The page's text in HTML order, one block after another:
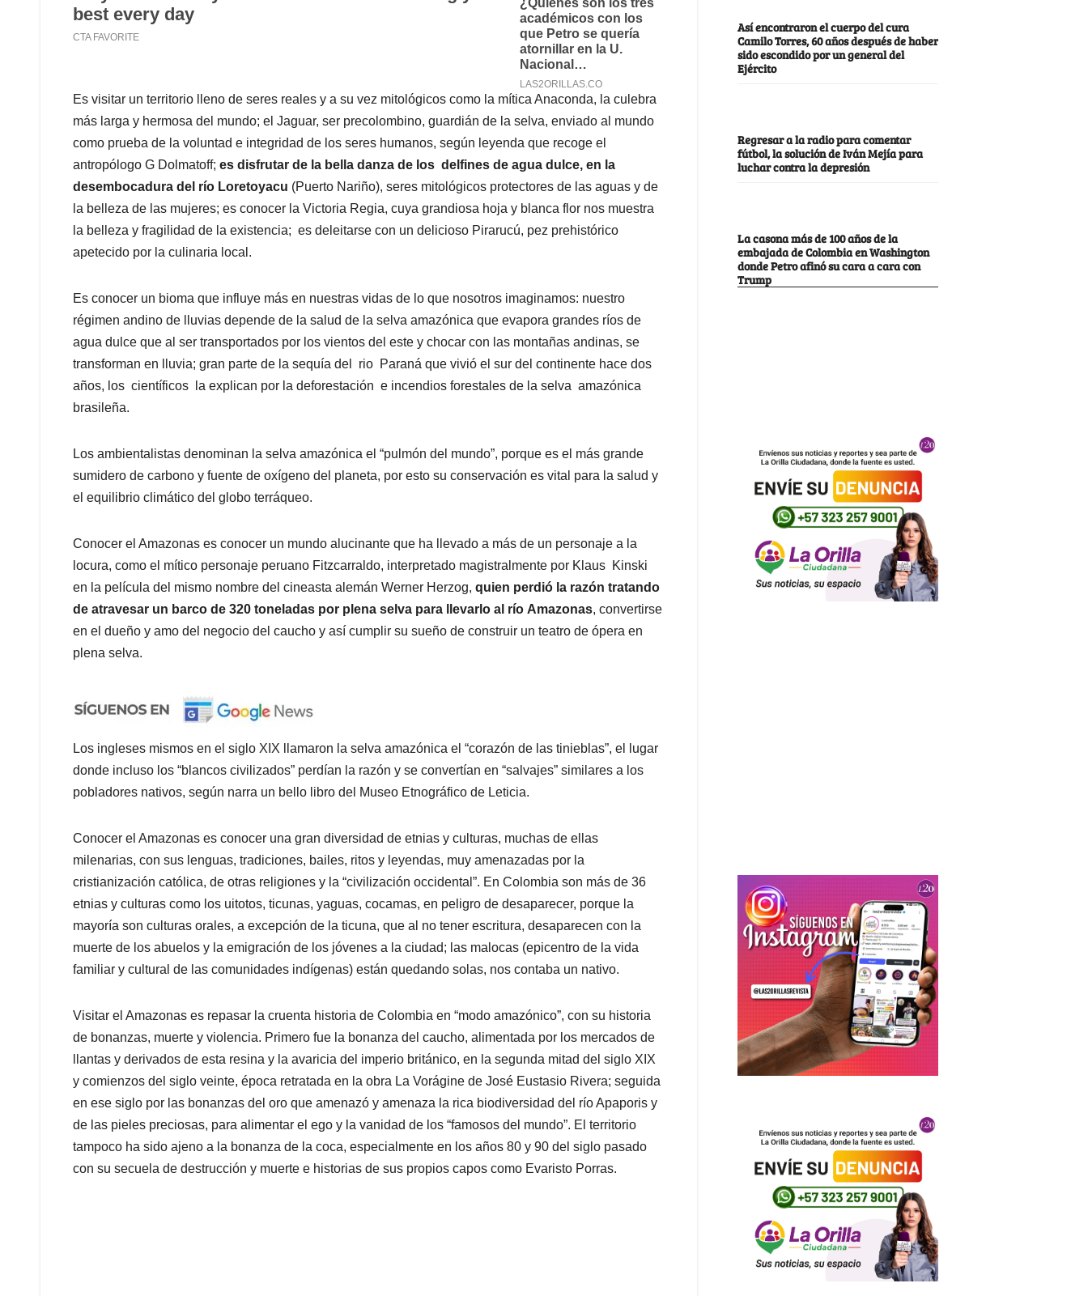
Es visitar un territorio lleno de seres reales y a su vez mitológicos como la mítica Anaconda, la culebra
más larga y hermosa del mundo; el Jaguar, ser precolombino, guardián de la selva, enviado al mundo
como prueba de la voluntad e integridad de los seres humanos, según leyenda que recoge el
antropólogo G Dolmatoff; es disfrutar de la bella danza de los delfines de agua dulce, en la
desembocadura del río Loretoyacu (Puerto Nariño), seres mitológicos protectores de las aguas y de
la belleza de las mujeres; es conocer la Victoria Regia, cuya grandiosa hoja y blanca flor nos muestra
la belleza y fragilidad de la existencia; es deleitarse con un delicioso Pirarucú, pez prehistórico
apetecido por la culinaria local.
Es conocer un bioma que influye más en nuestras vidas de lo que nosotros imaginamos: nuestro
régimen andino de lluvias depende de la salud de la selva amazónica que evapora grandes ríos de
agua dulce que al ser transportados por los vientos del este y chocar con las montañas andinas, se
transforman en lluvia; gran parte de la sequía del rio Paraná que vivió el sur del continente hace dos
años, los científicos la explican por la deforestación e incendios forestales de la selva amazónica
brasileña.
Los ambientalistas denominan la selva amazónica el “pulmón del mundo”, porque es el más grande
sumidero de carbono y fuente de oxígeno del planeta, por esto su conservación es vital para la salud y
el equilibrio climático del globo terráqueo.
Conocer el Amazonas es conocer un mundo alucinante que ha llevado a más de un personaje a la
locura, como el mítico personaje peruano Fitzcarraldo, interpretado magistralmente por Klaus Kinski
en la película del mismo nombre del cineasta alemán Werner Herzog, quien perdió la razón tratando
de atravesar un barco de 320 toneladas por plena selva para llevarlo al río Amazonas, convertirse
en el dueño y amo del negocio del caucho y así cumplir su sueño de construir un teatro de ópera en
plena selva.
Los ingleses mismos en el siglo XIX llamaron la selva amazónica el “corazón de las tinieblas”, el lugar
donde incluso los “blancos civilizados” perdían la razón y se convertían en “salvajes” similares a los
pobladores nativos, según narra un bello libro del Museo Etnográfico de Leticia.
Conocer el Amazonas es conocer una gran diversidad de etnias y culturas, muchas de ellas
milenarias, con sus lenguas, tradiciones, bailes, ritos y leyendas, muy amenazadas por la
cristianización católica, de otras religiones y la “civilización occidental”. En Colombia son más de 36
etnias y culturas como los uitotos, ticunas, yaguas, cocamas, en peligro de desaparecer, porque la
mayoría son culturas orales, a excepción de la ticuna, que al no tener escritura, desaparecen con la
muerte de los abuelos y la emigración de los jóvenes a la ciudad; las malocas (epicentro de la vida
familiar y cultural de las comunidades indígenas) están quedando solas, nos contaba un nativo.
Visitar el Amazonas es repasar la cruenta historia de Colombia en “modo amazónico”, con su historia
de bonanzas, muerte y violencia. Primero fue la bonanza del caucho, alimentada por los mercados de
llantas y derivados de esta resina y la avaricia del imperio británico, en la segunda mitad del siglo XIX
y comienzos del siglo veinte, época retratada en la obra La Vorágine de José Eustasio Rivera; seguida
en ese siglo por las bonanzas del oro que amenazó y amenaza la rica biodiversidad del río Apaporis y
de las pieles preciosas, para alimentar el ego y la vanidad de los “famosos del mundo”. El territorio
tampoco ha sido ajeno a la bonanza de la coca, especialmente en los años 80 y 90 del siglo pasado
con su secuela de destrucción y muerte e historias de sus propios capos como Evaristo Porras.
Así encontraron el cuerpo del cura
Camilo Torres, 60 años después de haber
sido escondido por un general del
Ejército
Regresar a la radio para comentar
fútbol, la solución de Iván Mejía para
luchar contra la depresión
La casona más de 100 años de la
embajada de Colombia en Washington
donde Petro afinó su cara a cara con
Trump